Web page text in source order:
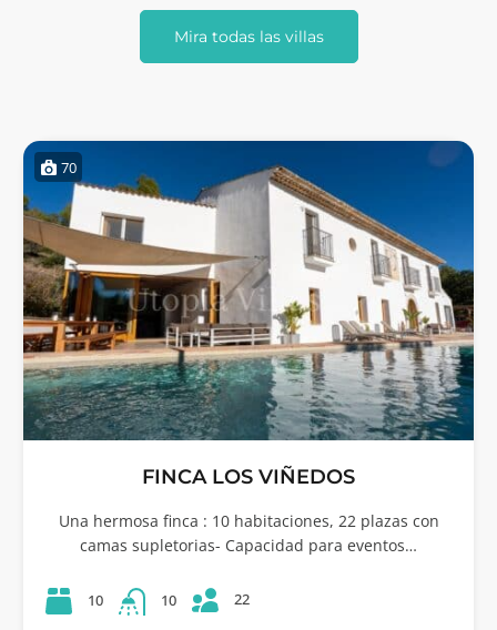
Mira todas las villas
70
FINCA LOS VIÑEDOS
Una hermosa finca : 10 habitaciones, 22 plazas con
camas supletorias- Capacidad para eventos…
10 10 22